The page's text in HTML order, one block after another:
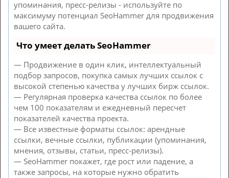
упоминания, пресс-релизы - используйте по
максимуму потенциал SeoHammer для продвижения
вашего сайта.
Что умеет делать SeoHammer
— Продвижение в один клик, интеллектуальный
подбор запросов, покупка самых лучших ссылок с
высокой степенью качества у лучших бирж ссылок.
— Регулярная проверка качества ссылок по более
чем 100 показателям и ежедневный пересчет
показателей качества проекта.
— Все известные форматы ссылок: арендные
ссылки, вечные ссылки, публикации (упоминания,
мнения, отзывы, статьи, пресс-релизы).
— SeoHammer покажет, где рост или падение, а
также запросы, на которые нужно обратить